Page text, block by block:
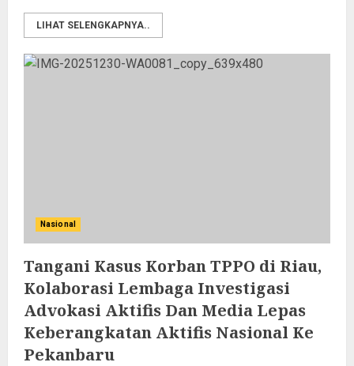
LIHAT SELENGKAPNYA..
Nasional
Tangani Kasus Korban TPPO di Riau,
Kolaborasi Lembaga Investigasi
Advokasi Aktifis Dan Media Lepas
Keberangkatan Aktifis Nasional Ke
Pekanbaru